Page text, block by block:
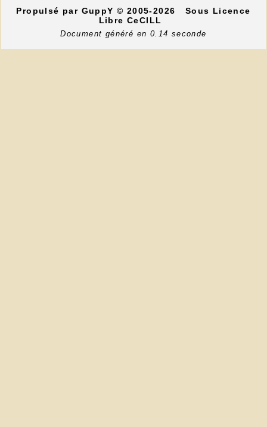
Propulsé par GuppY© 2005-2026
Sous Licence
Libre CeCILL
Document généré en 0.14 seconde